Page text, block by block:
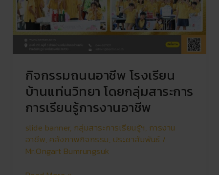
กิจกรรมถนนอาชีพ โรงเรียน
บ้านแท่นวิทยา โดยกลุ่มสาระการ
การเรียนรู้การงานอาชีพ
slide banner, กลุ่มสาระการเรียนรู้ฯ, การงาน
อาชีพ, คลังภาพกิจกรรม, ประชาสัมพันธ์/
Mr.Ongart Bumrungsuk